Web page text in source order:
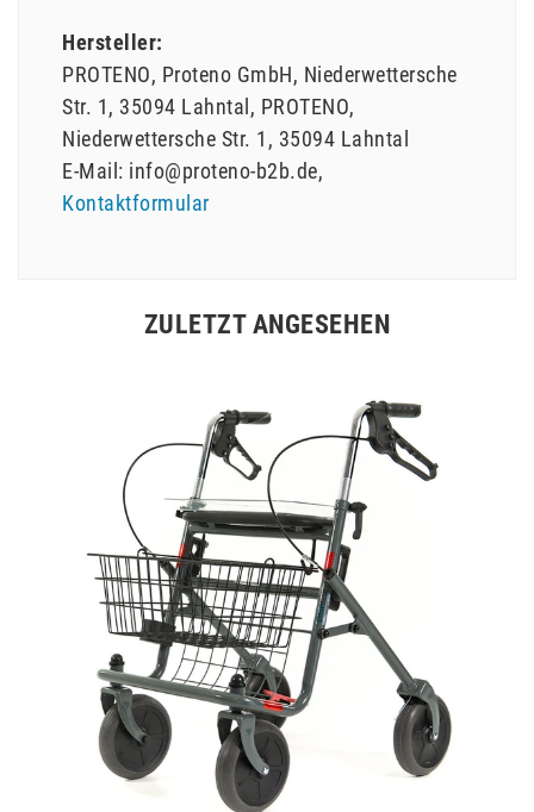
Hersteller:
PROTENO Proteno GmbH, Niederwettersche
Str. 1, 35094 Lahntal
PROTENO
Niederwettersche Str. 1 35094 Lahntal
E-Mail: info@proteno-b2b.de
Kontaktformular
ZULETZT ANGESEHEN